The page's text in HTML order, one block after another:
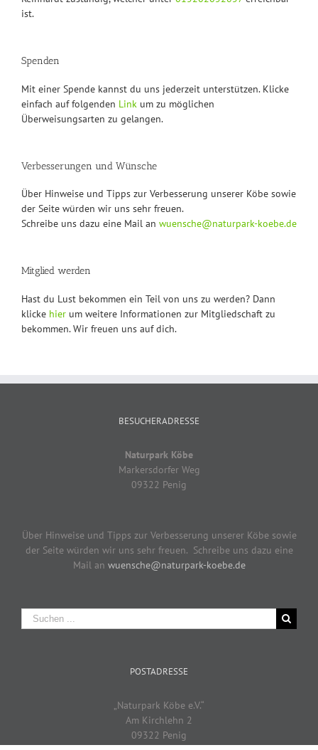
ist.
Spenden
Mit einer Spende kannst du uns jederzeit unterstützen. Klicke
einfach auf folgenden Link um zu möglichen
Überweisungsarten zu gelangen.
Verbesserungen und Wünsche
Über Hinweise und Tipps zur Verbesserung unserer Köbe sowie
der Seite würden wir uns sehr freuen.
Schreibe uns dazu eine Mail an wuensche@naturpark-koebe.de
Mitglied werden
Hast du Lust bekommen ein Teil von uns zu werden? Dann
klicke hier um weitere Informationen zur Mitgliedschaft zu
bekommen. Wir freuen uns auf dich.
BESUCHERADRESSE
Naturpark Köbe
Markersdorfer Weg
09322 Penig
Über Hinweise und Tipps zur Verbesserung unserer Köbe sowie
der Seite würden wir uns sehr freuen. Schreibe uns dazu eine
Mail an wuensche@naturpark-koebe.de
Suche
nach:
POSTADRESSE
„Naturpark Köbe e.V.“
Am Kirchlehn 2
09322 Penig